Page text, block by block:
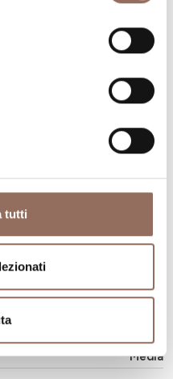
tutti
Lequio Berria
4.5 km
Media